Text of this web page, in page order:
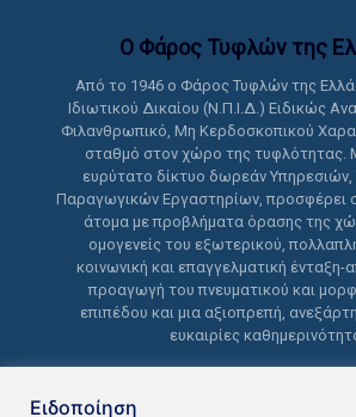
Ο Φάρος Τυφλών της
Από το 1946 ο Φάρος Τυφλών της
Ιδιωτικού Δικαίου (Ν.Π.Ι.Δ.) Ειδικώς
Φιλανθρωπικό, Μη Κερδοσκοπικού
σταθμό στον χώρο της τυφλότητας.
ευρύτατο δίκτυο δωρεάν Υπηρεσιών,
Παραγωγικών Εργαστηρίων, προσφέρει
άτομα με προβλήματα όρασης της
ομογενείς του εξωτερικού,
κοινωνική και επαγγελματική ένταξη-
προαγωγή του πνευματικού και
επιπέδου και μια αξιοπρεπή,
ευκαιρίες
Ειδοποίηση